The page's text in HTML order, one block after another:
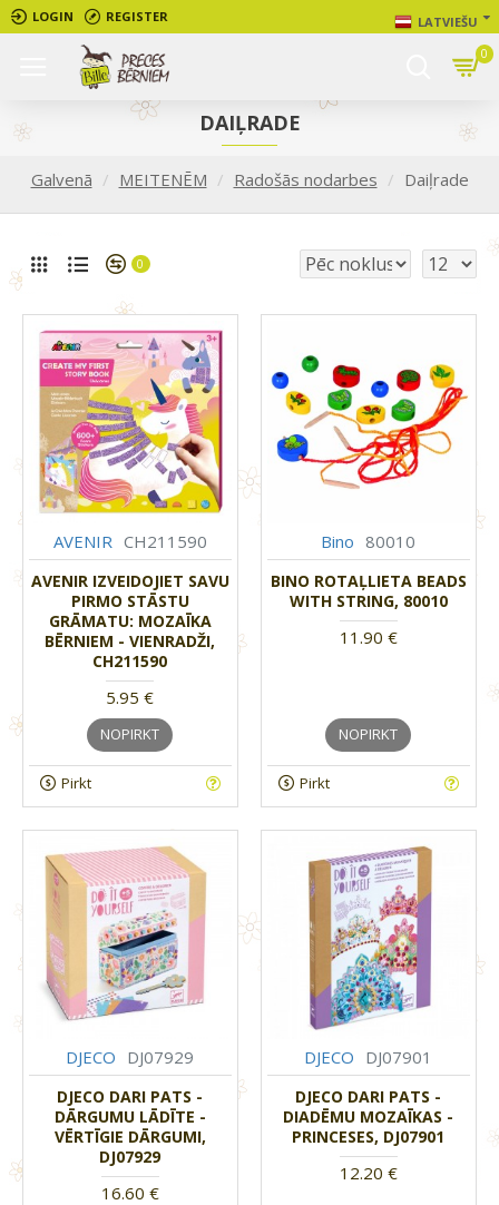
LOGIN REGISTER LATVIEŠU
0
Galvenā MEITENĒM Radošās nodarbes Daiļrade
DAIĻRADE
0
AVENIR CH211590
AVENIR IZVEIDOJIET SAVU
PIRMO STĀSTU
GRĀMATU: MOZAĪKA
BĒRNIEM - VIENRADŽI,
CH211590
5.95 €
NOPIRKT
Pirkt
Bino 80010
BINO ROTAĻLIETA BEADS
WITH STRING, 80010
11.90 €
NOPIRKT
Pirkt
DJECO DJ07929
DJECO DARI PATS -
DĀRGUMU LĀDĪTE -
VĒRTĪGIE DĀRGUMI,
DJ07929
16.60 €
DJECO DJ07901
DJECO DARI PATS -
DIADĒMU MOZAĪKAS -
PRINCESES, DJ07901
12.20 €